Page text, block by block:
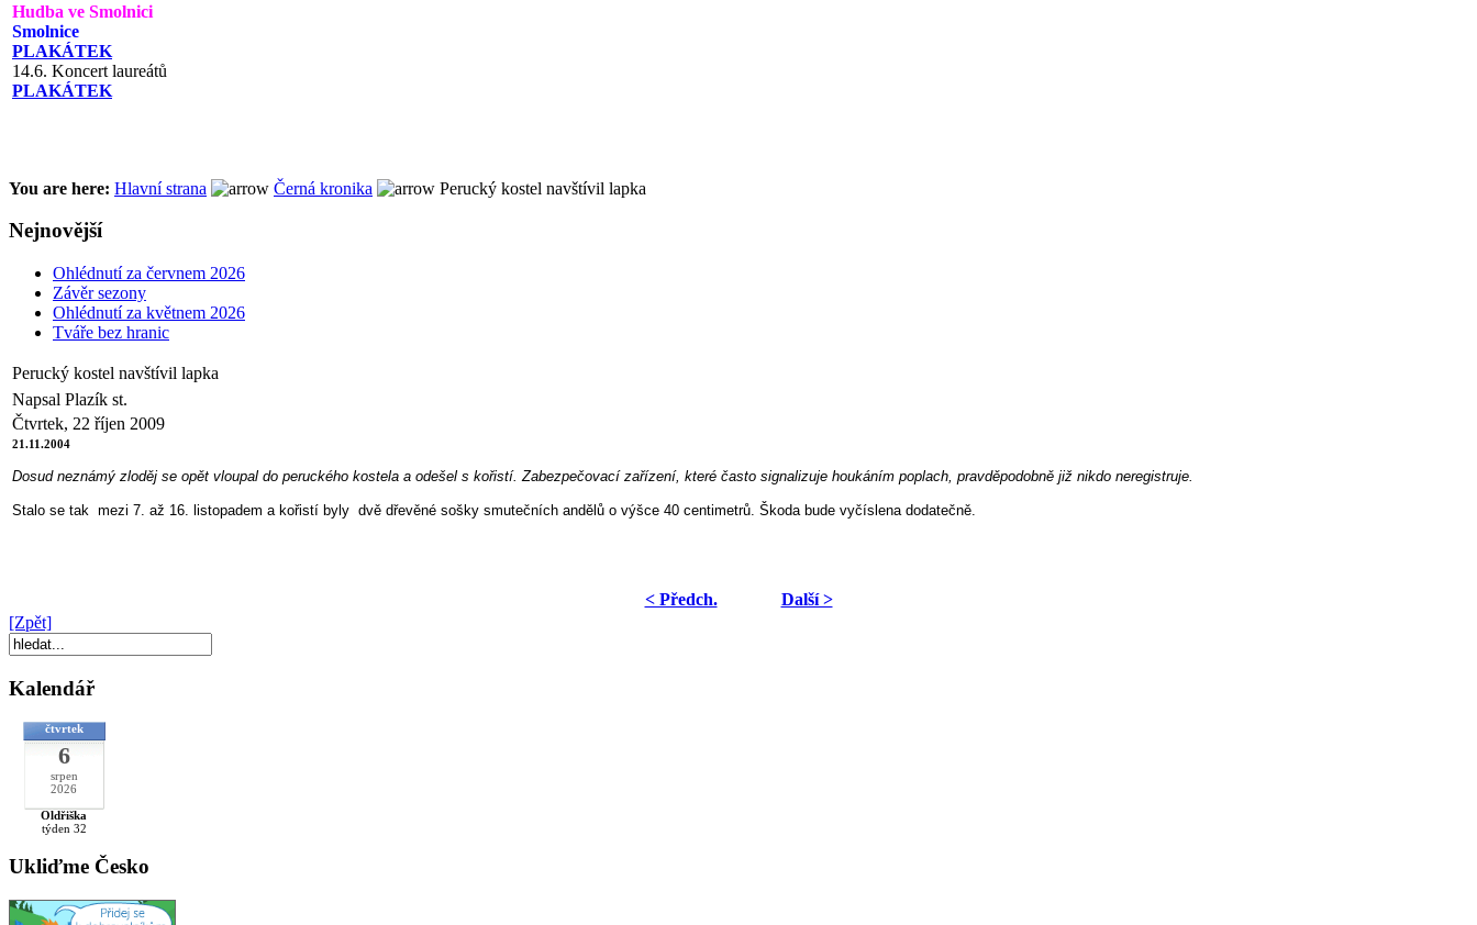
Hudba ve Smolnici
Smolnice
PLAKÁTEK
14.6. Koncert laureátů
PLAKÁTEK
You are here: Hlavní strana Černá kronika Perucký kostel navštívil lapka
Nejnovější
Ohlédnutí za červnem 2026
Závěr sezony
Ohlédnutí za květnem 2026
Tváře bez hranic
Perucký kostel navštívil lapka
Napsal Plazík st.
Čtvrtek, 22 říjen 2009
21.11.2004
Dosud neznámý zloděj se opět vloupal do peruckého kostela a odešel s kořistí. Zabezpečovací zařízení, které často signalizuje houkáním poplach, pravděpodobně již nikdo neregistruje.
Stalo se tak mezi 7. až 16. listopadem a kořistí byly dvě dřevěné sošky smutečních andělů o výšce 40 centimetrů. Škoda bude vyčíslena dodatečně.
< Předch.
Další >
[Zpět]
Kalendář
čtvrtek
6
srpen
2026
Oldřiška
týden 32
Ukliďme Česko